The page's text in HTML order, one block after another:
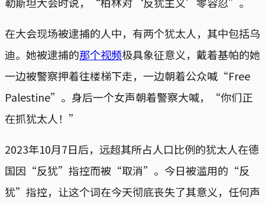
在大会现场被逮捕的人中，有两个犹太人，其中包括乌
迪。她被逮捕的那个视频极具象征意义，戴着基帕的她
一边被警察押着往楼梯下走，一边朝着公众喊“Free
Palestine”。身后一个女声朝着警察大喊，“你们正
在抓犹太人！”
2023年10月7日后，远超其所占人口比例的犹太人在德
国因“反犹”指控而被“取消”。今日被滥用的“反
犹”指控，让这个词在今天彻底丧失了其意义，任何声